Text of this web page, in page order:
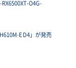
O4G-
E D4」が発売